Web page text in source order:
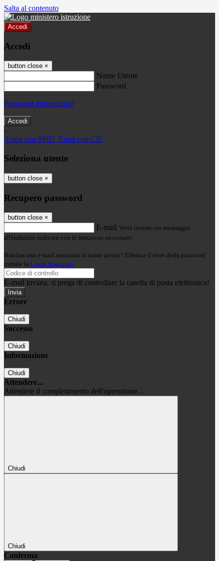
Salta al contenuto
Accedi
Accedi
button close ×
Nome Utente
Password
Password dimenticata?
-
Entra con SPID Entra con CIE
Seleziona utente
button close ×
Recupero password
button close ×
E-mail Verrà inviato un messaggio
all'indirizzo indicato con le istruzioni necessarie.
Non hai una e-mail associata al nome utente? Effettua il reset della password
tramite la Login Spaggiari
E-mail inviata, si prega di controllare la casella di posta elettronica!
Errore
Chiudi
Successo
Chiudi
Informazione
Chiudi
Attendere...
Attendere il completamento dell'operazione...
Chiudi
Chiudi
Conferma